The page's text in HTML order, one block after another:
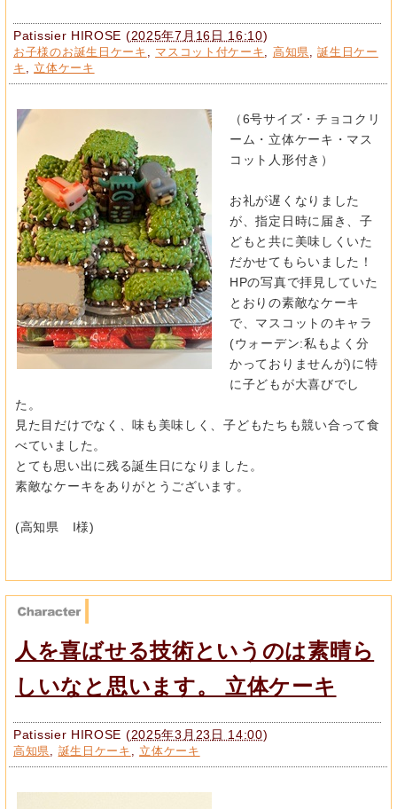
Patissier HIROSE (2025年7月16日 16:10)
お子様のお誕生日ケーキ マスコット付ケーキ 高知県 ,誕生日ケー
キ
立体ケーキ
（6号サイズ・チョコクリ
ーム・立体ケーキ・マス
コット人形付き）
お礼が遅くなりました
が、指定日時に届き、 子
どもと共に美味しくいた
だかせてもらいました！
HPの写真で拝見していた
とおりの素敵なケーキ
で、 マスコットのキャラ
(ウォーデン:私もよく分
かっておりませんが)に特
に子どもが大喜びでし
た。
見た目だけでなく、味も美味しく、子どもたちも競い合って食
べていました。
とても思い出に残る誕生日になりました。
素敵なケーキをありがとうございます。
(高知県 I様)
人を喜ばせる技術というのは素晴ら
しいなと思います。 立体ケーキ
Patissier HIROSE (2025年3月23日 14:00)
高知県 誕生日ケーキ 立体ケーキ